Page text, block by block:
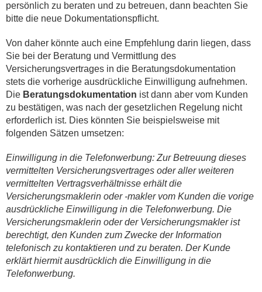
persönlich zu beraten und zu betreuen, dann beachten Sie
bitte die neue Dokumentationspflicht.
Von daher könnte auch eine Empfehlung darin liegen, dass
Sie bei der Beratung und Vermittlung des
Versicherungsvertrages in die Beratungsdokumentation
stets die vorherige ausdrückliche Einwilligung aufnehmen.
Die Beratungsdokumentation ist dann aber vom Kunden
zu bestätigen, was nach der gesetzlichen Regelung nicht
erforderlich ist. Dies könnten Sie beispielsweise mit
folgenden Sätzen umsetzen:
Einwilligung in die Telefonwerbung: Zur Betreuung dieses
vermittelten Versicherungsvertrages oder aller weiteren
vermittelten Vertragsverhältnisse erhält die
Versicherungsmaklerin oder -makler vom Kunden die vorige
ausdrückliche Einwilligung in die Telefonwerbung. Die
Versicherungsmaklerin oder der Versicherungsmakler ist
berechtigt, den Kunden zum Zwecke der Information
telefonisch zu kontaktieren und zu beraten. Der Kunde
erklärt hiermit ausdrücklich die Einwilligung in die
Telefonwerbung.